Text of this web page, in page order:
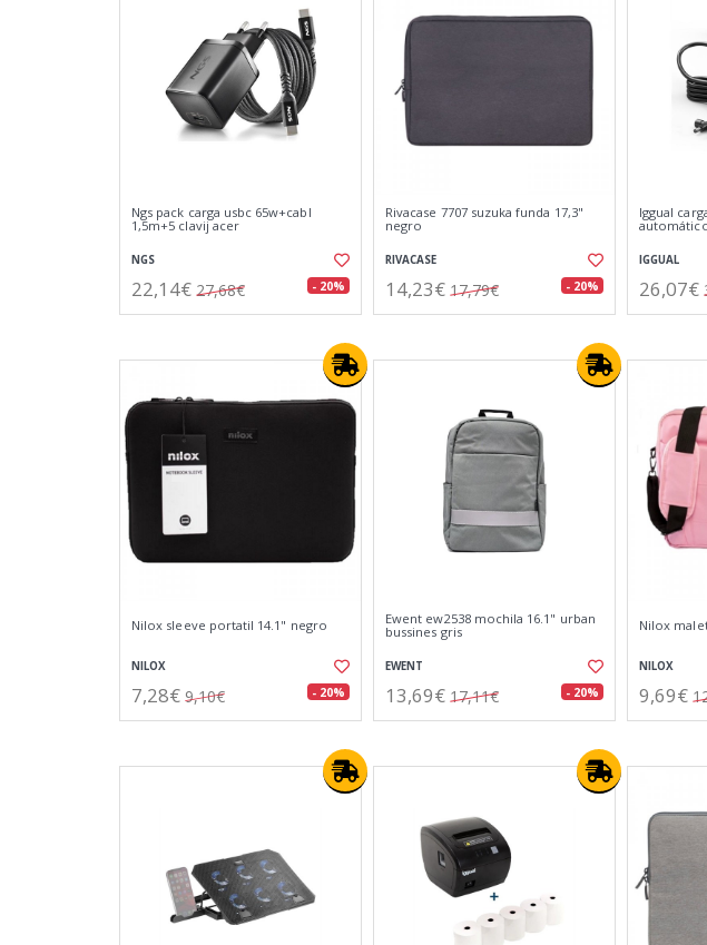
Ngs pack carga usbc 65w+cabl
1,5m+5 clavij acer
NGS
22,14€ 27,68€ - 20%
Rivacase 7707 suzuka funda 17,3"
negro
RIVACASE
14,23€ 17,79€ - 20%
Iggual
IGGUAL
26,07€
Nilox sleeve portatil 14.1" negro
NILOX
7,28€ 9,10€ - 20%
Ewent ew2538 mochila 16.1" urban
bussines gris
EWENT
13,69€ 17,11€ - 20%
Nilox
NILOX
9,69€